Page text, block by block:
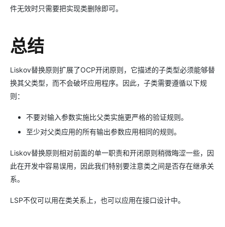
件无效时只需要把实现类删除即可。
总结
Liskov替换原则扩展了OCP开闭原则，它描述的子类型必须能够替
换其父类型，而不会破坏应用程序。因此，子类需要遵循以下规
则：
不要对输入参数实施比父类实施更严格的验证规则。
至少对父类应用的所有输出参数应用相同的规则。
Liskov替换原则相对前面的单一职责和开闭原则稍微晦涩一些，因
此在开发中容易误用，因此我们特别要注意类之间是否存在继承关
系。
LSP不仅可以用在类关系上，也可以应用在接口设计中。